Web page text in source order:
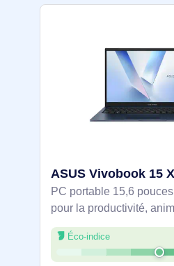
PC portable 15,6
pour la productivité,
Core 5 120U et 16 Go
NVMe 512 Go.
6, Bluetooth 5.2, USB‑C
Éco-indice